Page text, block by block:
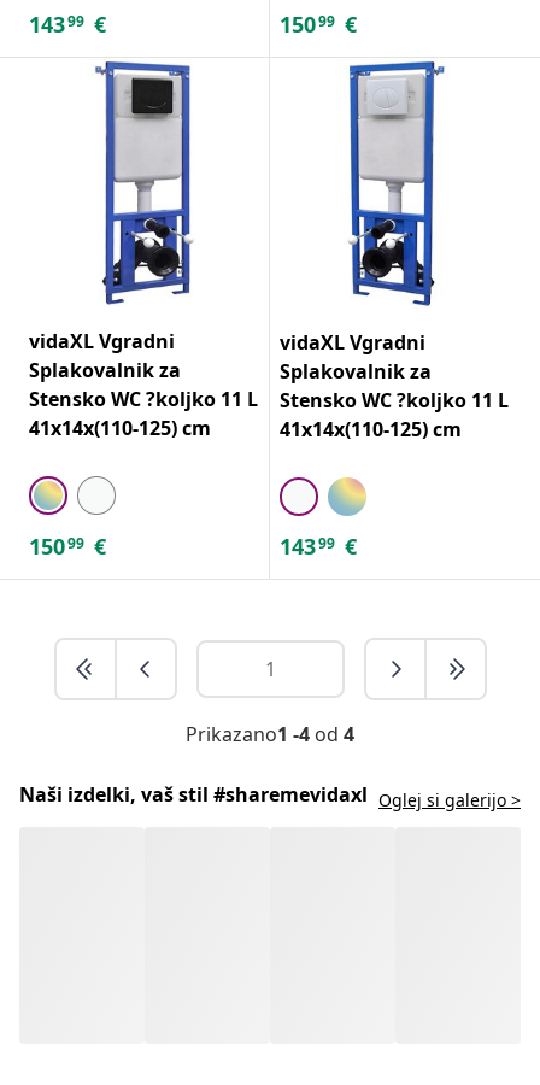
14399 € 15099 €
vidaXL Vgradni
Splakovalnik za
Stensko WC ?koljko 11 L
41x14x(110-125) cm
15099 €
vidaXL Vgradni
Splakovalnik za
Stensko WC ?koljko 11 L
41x14x(110-125) cm
14399 €
Prikazano1 -4 od 4
Naši izdelki, vaš stil #sharemevidaxl Oglej si galerijo >